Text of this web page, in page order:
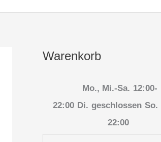
Warenkorb
Mo., Mi.-Sa. 12:00-
22:00 Di. geschlossen So.
22:00